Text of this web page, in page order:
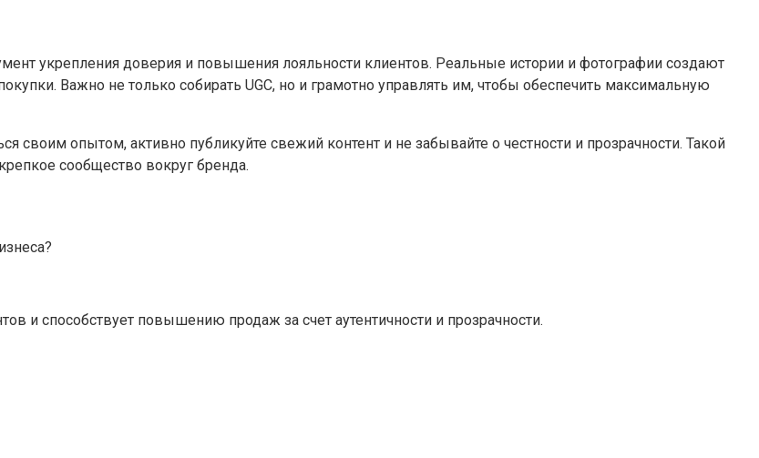
укрепления доверия и повышения лояльности клиентов. Реальные истории и фотографии создают
Важно не только собирать UGC, но и грамотно управлять им, чтобы обеспечить максимальную
своим опытом, активно публикуйте свежий контент и не забывайте о честности и прозрачности. Такой
сообщество вокруг бренда.
и способствует повышению продаж за счет аутентичности и прозрачности.